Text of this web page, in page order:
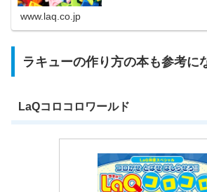
www.laq.co.jp
ラキューの作り方の本も参考に
LaQコロコロワールド